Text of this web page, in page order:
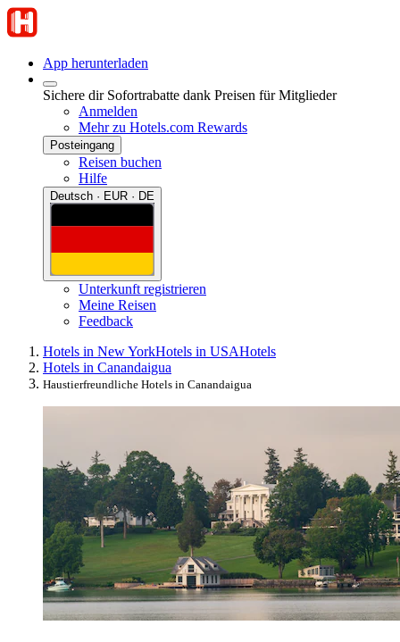
App herunterladen
Sichere dir Sofortrabatte dank Preisen für Mitglieder
Anmelden
Mehr zu Hotels.com Rewards
Posteingang
Reisen buchen
Hilfe
Deutsch · EUR · DE
Unterkunft registrieren
Meine Reisen
Feedback
Hotels in New YorkHotels in USAHotels
Hotels in Canandaigua
Haustierfreundliche Hotels in Canandaigua